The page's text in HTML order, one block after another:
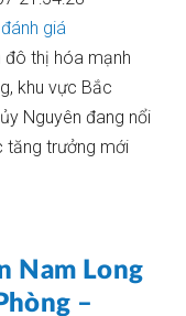
giá
đô thị hóa mạnh
khu vực Bắc
Nguyên đang nổi
tăng trưởng mới
Nam Long
–